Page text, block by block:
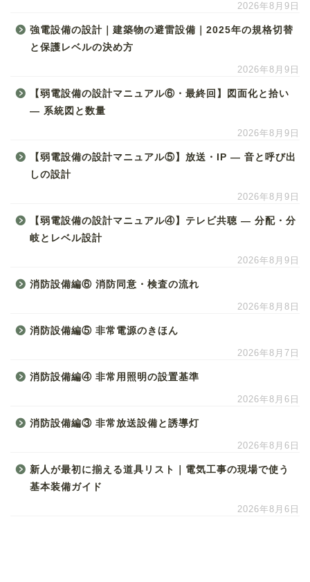
2026年8月9日
強電設備の設計｜建築物の避雷設備｜2025年の規格切替
と保護レベルの決め方
2026年8月9日
【弱電設備の設計マニュアル⑥・最終回】図面化と拾い
― 系統図と数量
2026年8月9日
【弱電設備の設計マニュアル⑤】放送・IP ― 音と呼び出
しの設計
2026年8月9日
【弱電設備の設計マニュアル④】テレビ共聴 ― 分配・分
岐とレベル設計
2026年8月9日
消防設備編⑥ 消防同意・検査の流れ
2026年8月8日
消防設備編⑤ 非常電源のきほん
2026年8月7日
消防設備編④ 非常用照明の設置基準
2026年8月6日
消防設備編③ 非常放送設備と誘導灯
2026年8月6日
新人が最初に揃える道具リスト｜電気工事の現場で使う
基本装備ガイド
2026年8月6日